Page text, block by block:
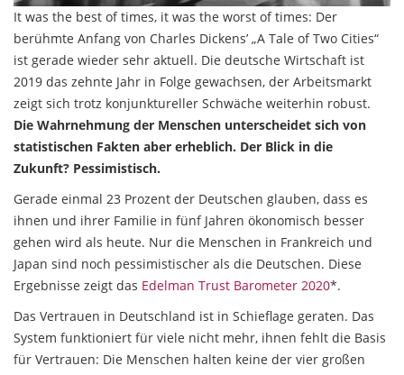
It was the best of times, it was the worst of times: Der
berühmte Anfang von Charles Dickens’ „A Tale of Two Cities“
ist gerade wieder sehr aktuell. Die deutsche Wirtschaft ist
2019 das zehnte Jahr in Folge gewachsen, der Arbeitsmarkt
zeigt sich trotz konjunktureller Schwäche weiterhin robust.
Die Wahrnehmung der Menschen unterscheidet sich von
statistischen Fakten aber erheblich. Der Blick in die
Zukunft? Pessimistisch.
Gerade einmal 23 Prozent der Deutschen glauben, dass es
ihnen und ihrer Familie in fünf Jahren ökonomisch besser
gehen wird als heute. Nur die Menschen in Frankreich und
Japan sind noch pessimistischer als die Deutschen. Diese
Ergebnisse zeigt das Edelman Trust Barometer 2020*.
Das Vertrauen in Deutschland ist in Schieflage geraten. Das
System funktioniert für viele nicht mehr, ihnen fehlt die Basis
für Vertrauen: Die Menschen halten keine der vier großen